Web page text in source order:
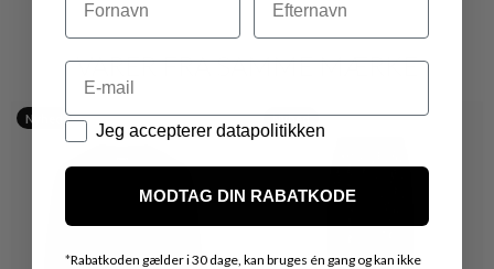
VARER FRA SAMME MÆRKE
Nyhed Nyhed
Email
Datapolitik
Jeg accepterer datapolitikken
MODTAG DIN RABATKODE
*Rabatkoden gælder i 30 dage, kan bruges én gang og kan ikke